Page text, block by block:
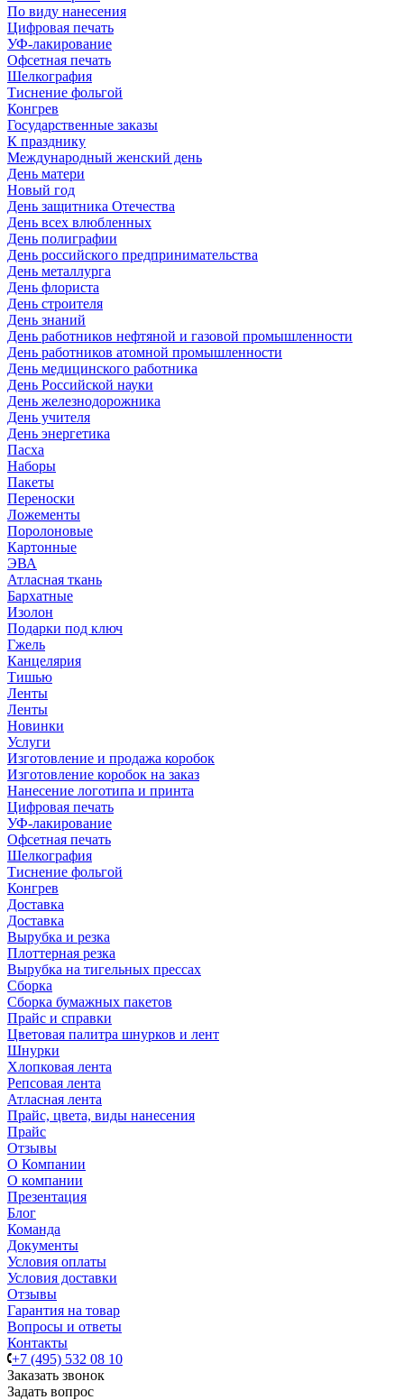
По виду нанесения
Цифровая печать
УФ-лакирование
Офсетная печать
Шелкография
Тиснение фольгой
Конгрев
Государственные заказы
К празднику
Международный женский день
День матери
Новый год
День защитника Отечества
День всех влюбленных
День полиграфии
День российского предпринимательства
День металлурга
День флориста
День строителя
День знаний
День работников нефтяной и газовой промышленности
День работников атомной промышленности
День медицинского работника
День Российской науки
День железнодорожника
День учителя
День энергетика
Пасха
Наборы
Пакеты
Переноски
Ложементы
Поролоновые
Картонные
ЭВА
Атласная ткань
Бархатные
Изолон
Подарки под ключ
Гжель
Канцелярия
Тишью
Ленты
Ленты
Новинки
Услуги
Изготовление и продажа коробок
Изготовление коробок на заказ
Нанесение логотипа и принта
Цифровая печать
УФ-лакирование
Офсетная печать
Шелкография
Тиснение фольгой
Конгрев
Доставка
Доставка
Вырубка и резка
Плоттерная резка
Вырубка на тигельных прессах
Сборка
Сборка бумажных пакетов
Прайс и справки
Цветовая палитра шнурков и лент
Шнурки
Хлопковая лента
Репсовая лента
Атласная лента
Прайс, цвета, виды нанесения
Прайс
Отзывы
О Компании
О компании
Презентация
Блог
Команда
Документы
Условия оплаты
Условия доставки
Отзывы
Гарантия на товар
Вопросы и ответы
Контакты
+7 (495) 532 08 10
Заказать звонок
Задать вопрос